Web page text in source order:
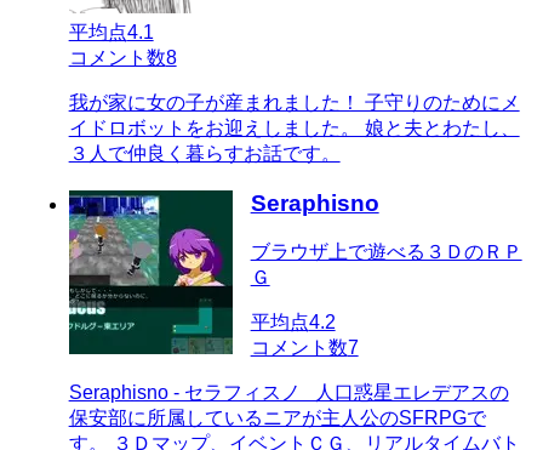
平均点4.1
コメント数8
我が家に女の子が産まれました！ 子守りのためにメ
イドロボットをお迎えしました。 娘と夫とわたし、
３人で仲良く暮らすお話です。
Seraphisno
ブラウザ上で遊べる３ＤのＲＰ
Ｇ
平均点4.2
コメント数7
Seraphisno - セラフィスノ 人口惑星エレデアスの
保安部に所属しているニアが主人公のSFRPGで
す。 ３Ｄマップ、イベントＣＧ、リアルタイムバト